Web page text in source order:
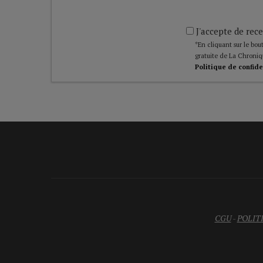
J'accepte de
*En cliquant sur le
gratuite de La
Politique de
CGU-